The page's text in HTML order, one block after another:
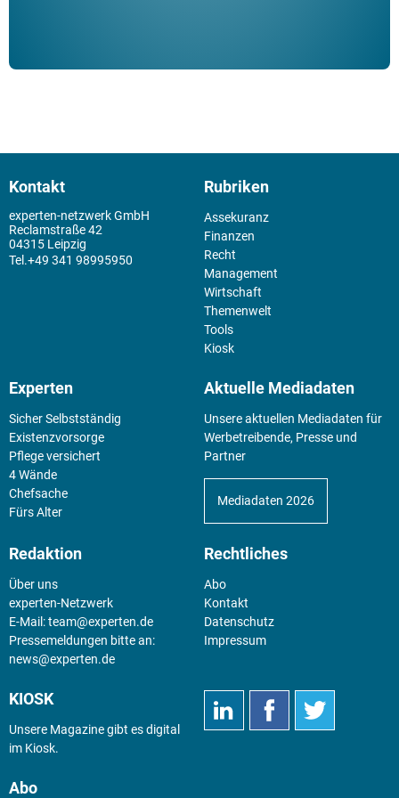
Kontakt
experten-netzwerk GmbH
Reclamstraße 42
04315 Leipzig
+49 341 98995950
Rubriken
Assekuranz
Finanzen
Recht
Management
Wirtschaft
Themenwelt
Tools
Kiosk
Experten
Sicher Selbstständig
Existenz­vorsorge
Pflege versichert
4 Wände
Chefsache
Fürs Alter
Aktuelle Mediadaten
Unsere aktuellen Mediadaten für
Werbetreibende, Presse und
Partner
Mediadaten 2026
Redaktion
Über uns
experten-Netzwerk
E-Mail:team@experten.de
Pressemeldungen bitte an:
news@experten.de
Rechtliches
Abo
Kontakt
Datenschutz
Impressum
KIOSK
Unsere Magazine gibt es digital
im Kiosk.
Abo